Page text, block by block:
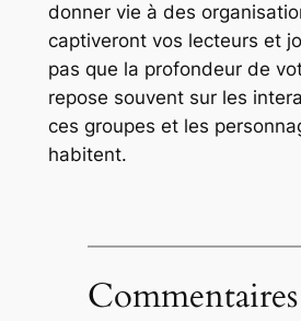
donner vie à des
captiveront vos lecteurs et
pas que la profondeur de
repose souvent sur les
ces groupes et les
habitent.
Commentaires